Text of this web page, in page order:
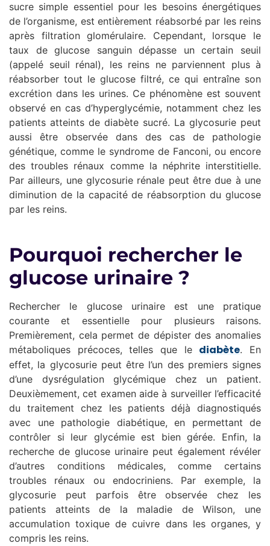
sucre simple essentiel pour les besoins énergétiques
de l’organisme, est entièrement réabsorbé par les reins
après filtration glomérulaire. Cependant, lorsque le
taux de glucose sanguin dépasse un certain seuil
(appelé seuil rénal), les reins ne parviennent plus à
réabsorber tout le glucose filtré, ce qui entraîne son
excrétion dans les urines. Ce phénomène est souvent
observé en cas d’hyperglycémie, notamment chez les
patients atteints de diabète sucré. La glycosurie peut
aussi être observée dans des cas de pathologie
génétique, comme le syndrome de Fanconi, ou encore
des troubles rénaux comme la néphrite interstitielle.
Par ailleurs, une glycosurie rénale peut être due à une
diminution de la capacité de réabsorption du glucose
par les reins.
Pourquoi rechercher le
glucose urinaire ?
Rechercher le glucose urinaire est une pratique
courante et essentielle pour plusieurs raisons.
Premièrement, cela permet de dépister des anomalies
métaboliques précoces, telles que le diabète. En
effet, la glycosurie peut être l’un des premiers signes
d’une dysrégulation glycémique chez un patient.
Deuxièmement, cet examen aide à surveiller l’efficacité
du traitement chez les patients déjà diagnostiqués
avec une pathologie diabétique, en permettant de
contrôler si leur glycémie est bien gérée. Enfin, la
recherche de glucose urinaire peut également révéler
d’autres conditions médicales, comme certains
troubles rénaux ou endocriniens. Par exemple, la
glycosurie peut parfois être observée chez les
patients atteints de la maladie de Wilson, une
accumulation toxique de cuivre dans les organes, y
compris les reins.